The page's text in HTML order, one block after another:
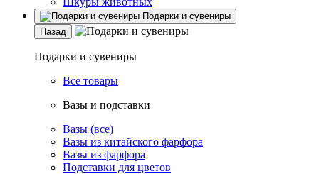
Подарки и сувениры
Назад
Подарки и сувениры
Все товары
Вазы и подставки
Вазы (все)
Вазы из китайского фарфора
Вазы из фарфора
Подставки для цветов